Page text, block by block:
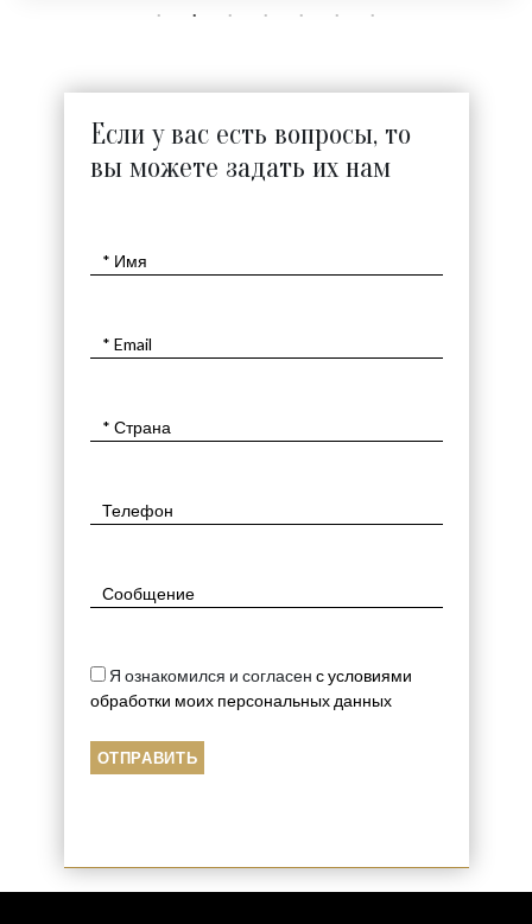
Если у вас есть вопросы, то
вы можете задать их нам
Я ознакомился и согласен с условиями
обработки моих персональных данных